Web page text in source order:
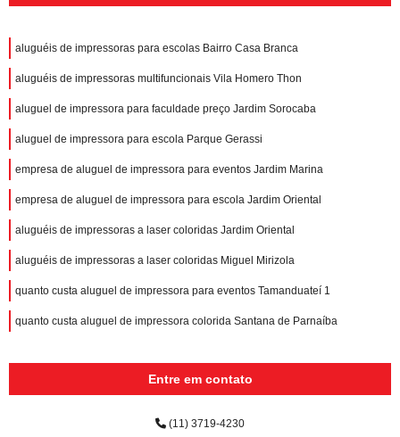
aluguéis de impressoras para escolas Bairro Casa Branca
aluguéis de impressoras multifuncionais Vila Homero Thon
aluguel de impressora para faculdade preço Jardim Sorocaba
aluguel de impressora para escola Parque Gerassi
empresa de aluguel de impressora para eventos Jardim Marina
empresa de aluguel de impressora para escola Jardim Oriental
aluguéis de impressoras a laser coloridas Jardim Oriental
aluguéis de impressoras a laser coloridas Miguel Mirizola
quanto custa aluguel de impressora para eventos Tamanduateí 1
quanto custa aluguel de impressora colorida Santana de Parnaíba
Entre em contato
(11) 3719-4230